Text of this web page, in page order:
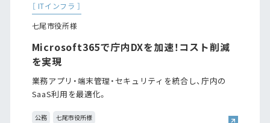
［ ITインフラ ］
七尾市役所様
Microsoft365で庁内DXを加速！コスト削減
を実現
業務アプリ・端末管理・セキュリティを統合し、庁内の
SaaS利用を最適化。
公務 七尾市役所様